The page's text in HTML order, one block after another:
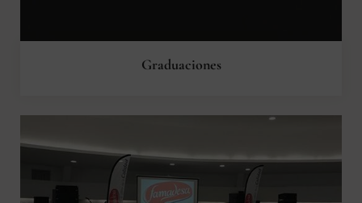
Graduaciones